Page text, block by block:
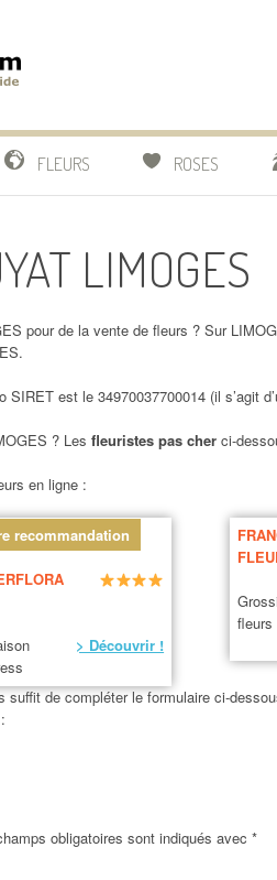
FLEURS ROSES
LIMOGES
pour de la vente de fleurs ? Sur
est le 34970037700014 (il s’agit
? Les fleuristes pas cher ci-
en ligne :
recommandation
> Découvrir !
fleurs
suffit de compléter le formulaire ci-
obligatoires sont indiqués avec *